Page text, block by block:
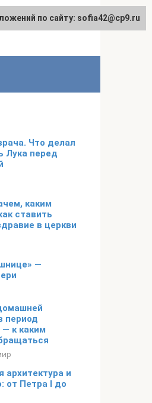
Что делал
Лука перед
каким
ставить
в церкви
—
период
к каким
архитектура и
от Петра I до
по сайту: sofia42@cp9.ru